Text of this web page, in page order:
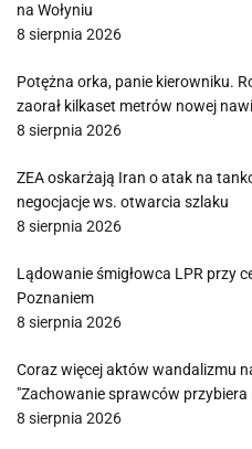
na Wołyniu
8 sierpnia 2026
Potężna orka, panie kierowniku.
zaorał kilkaset metrów nowej
8 sierpnia 2026
ZEA oskarżają Iran o atak na
negocjacje ws. otwarcia szlaku
8 sierpnia 2026
Lądowanie śmigłowca LPR przy
Poznaniem
8 sierpnia 2026
Coraz więcej aktów wandalizmu
"Zachowanie sprawców przybiera
8 sierpnia 2026